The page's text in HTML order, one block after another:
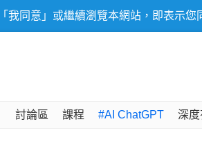
我同意」或繼續瀏覽本網站，即表示您
討論區 課程 #AI ChatGPT 深